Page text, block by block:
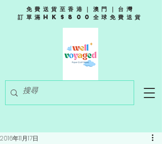
免費送貨至香港｜澳門｜台灣
訂單滿HK$800全球免費送貨
2016年11月17日